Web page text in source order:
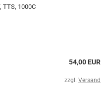
TTS, 1000C
54,00 EUR
zzgl. Versand